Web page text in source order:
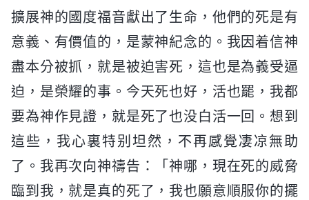
擴展神的國度福音獻出了生命，他們的死是有
意義、有價值的，是蒙神紀念的。我因着信神
盡本分被抓，就是被迫害死，這也是為義受逼
迫，是榮耀的事。今天死也好，活也罷，我都
要為神作見證，就是死了也没白活一回。想到
這些，我心裏特别坦然，不再感覺凄凉無助
了。我再次向神禱告：「神哪，現在死的威脅
臨到我，就是真的死了，我也願意順服你的擺